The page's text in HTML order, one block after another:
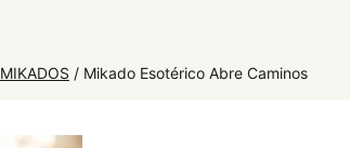
MIKADOS / Mikado Esotérico Abre Caminos